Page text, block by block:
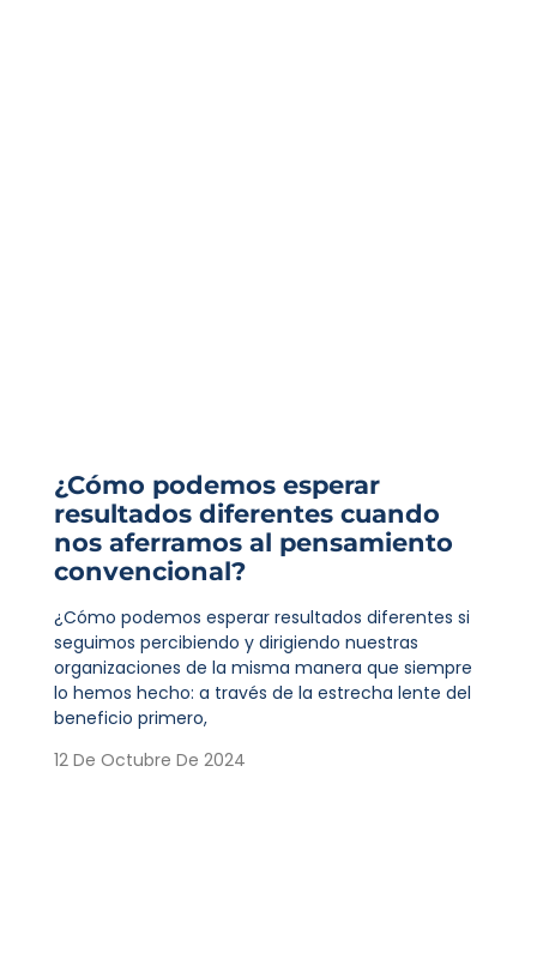
¿Cómo podemos esperar
resultados diferentes cuando
nos aferramos al pensamiento
convencional?
¿Cómo podemos esperar resultados diferentes si
seguimos percibiendo y dirigiendo nuestras
organizaciones de la misma manera que siempre
lo hemos hecho: a través de la estrecha lente del
beneficio primero,
12 De Octubre De 2024